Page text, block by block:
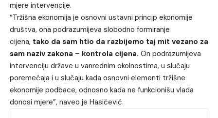
mjere intervencije.
“Tržišna ekonomija je osnovni ustavni princip ekonomije
društva, ona podrazumijeva slobodno formiranje
cijena, tako da sam htio da razbijemo taj mit vezano za
sam naziv zakona – kontrola cijena. On podrazumijeva
intervenciju države u vanrednim okolnostima, u slučaju
poremećaja i u slučaju kada osnovni elementi tržišne
ekonomije podbace, odnosno kada ne funkcionišu vlada
donosi mjere”, naveo je Hasičević.